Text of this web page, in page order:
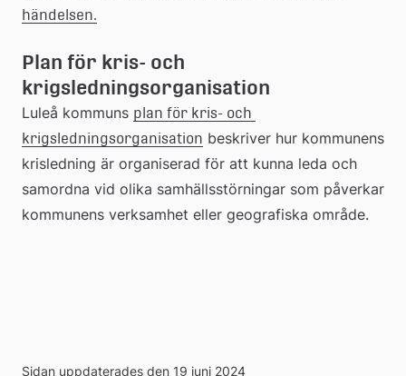
händelsen.
till
ett
dokument
Plan för kris- och
krigsledningsorganisation
Luleå kommuns plan för kris- och
krigsledningsorganisation (pdf, 984.7 kb.)
Länk
till
beskriver hur kommunens
krisledning är organiserad för att kunna leda och
samordna vid olika samhällsstörningar som påverkar
kommunens verksamhet eller geografiska område.
Sidan uppdaterades den 19 juni 2024